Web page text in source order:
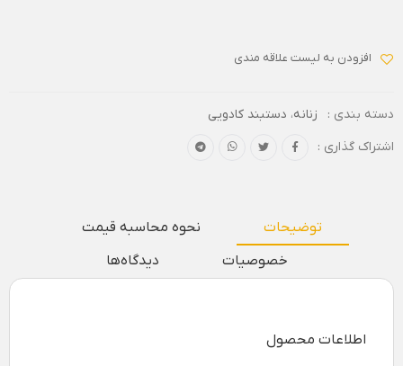
افزودن به لیست علاقه مندی
دسته بندی : زنانه، دستبند کادویی
اشتراک گذاری :
توضیحات
نحوه محاسبه قیمت
خصوصیات
دیدگاه‌ها
اطلاعات محصول